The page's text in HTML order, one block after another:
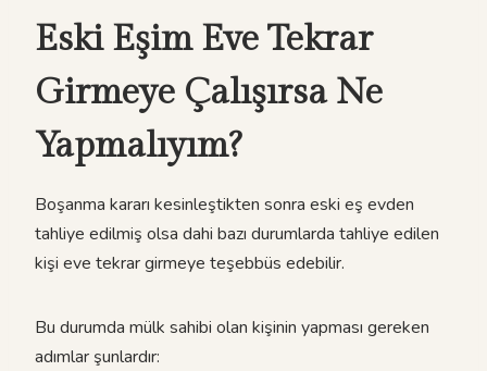
Eski Eşim Eve Tekrar
Girmeye Çalışırsa Ne
Yapmalıyım?
Boşanma kararı kesinleştikten sonra eski eş evden
tahliye edilmiş olsa dahi bazı durumlarda tahliye edilen
kişi eve tekrar girmeye teşebbüs edebilir.
Bu durumda mülk sahibi olan kişinin yapması gereken
adımlar şunlardır: